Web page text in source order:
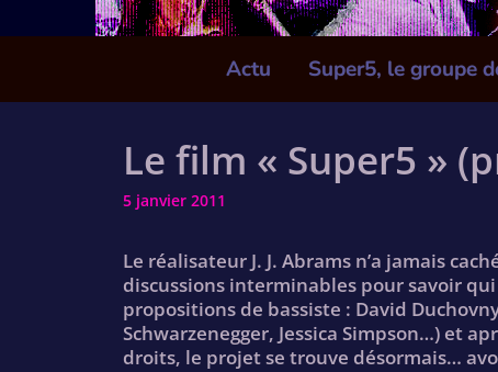
Actu Super5, le groupe
Le film « Super5 »
5 janvier 2011
Le réalisateur J. J. Abrams n’a jamais
discussions interminables pour savoir
propositions de bassiste : David
Schwarzenegger, Jessica Simpson…) et
droits, le projet se trouve désormais…